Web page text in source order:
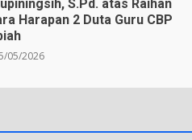
S.Pd. atas Raihan
Harapan 2 Duta Guru CBP
05/2026